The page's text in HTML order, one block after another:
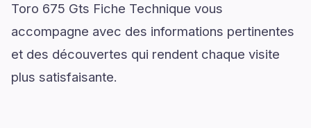
Toro 675 Gts Fiche Technique vous
accompagne avec des informations pertinentes
et des découvertes qui rendent chaque visite
plus satisfaisante.